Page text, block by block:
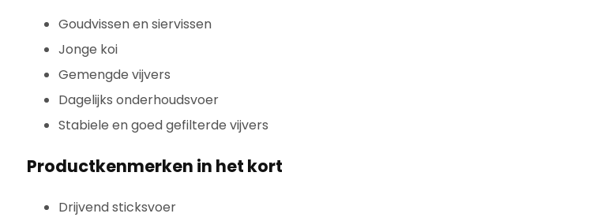
Goudvissen en siervissen
Jonge koi
Gemengde vijvers
Dagelijks onderhoudsvoer
Stabiele en goed gefilterde vijvers
Productkenmerken in het kort
Drijvend sticksvoer